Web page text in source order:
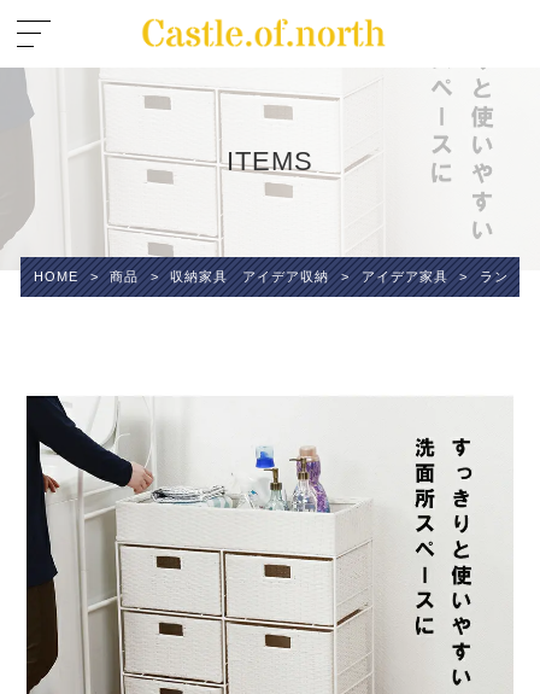
ITEMS
HOME > 商品 > 収納家具 アイデア収納 > アイデア家具 > ランド